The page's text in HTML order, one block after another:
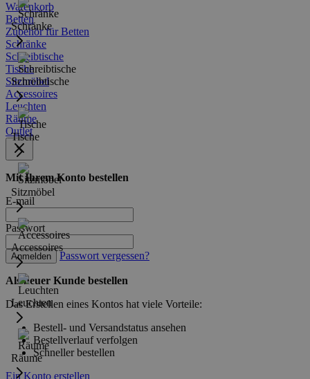
Warenkorb
Schränke
Schreibtische
Tische
Sitzmöbel
Accessoires
Leuchten
Räume
Betten
Zubehör für Betten
Schränke
Schreibtische
Tische
Sitzmöbel
Accessoires
Leuchten
Räume
Outlet
Mit Ihrem Konto bestellen
E-mail
Passwort
Anmelden Passwort vergessen?
Als neuer Kunde bestellen
Das Erstellen eines Kontos hat viele Vorteile:
Bestell- und Versandstatus ansehen
Bestellverlauf verfolgen
Schneller bestellen
Ein Konto erstellen